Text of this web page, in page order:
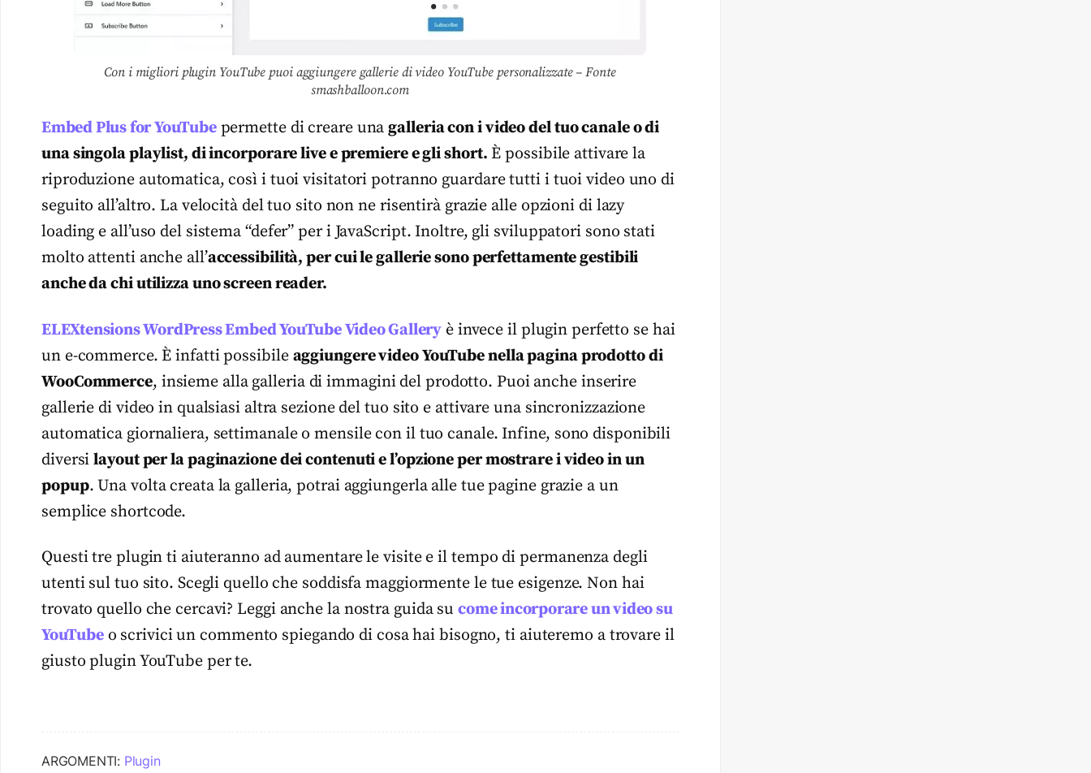
Con i migliori plugin YouTube puoi aggiungere gallerie di video YouTube personalizzate – Fonte
smashballoon.com
Embed Plus for YouTubepermette di creare unagalleria con i video del tuo canale o di
una singola playlist, di incorporare live e premiere e gli short. È possibile attivare la
riproduzione automatica, così i tuoi visitatori potranno guardare tutti i tuoi video uno di
seguito all’altro. La velocità del tuo sito non ne risentirà grazie alle opzioni di lazy
loading e all’uso del sistema “defer” per i JavaScript. Inoltre, gli sviluppatori sono stati
molto attenti anche all’accessibilità, per cui le gallerie sono perfettamente gestibili
anche da chi utilizza uno screen reader.
ELEXtensions WordPress Embed YouTube Video Gallery è invece il plugin perfetto se hai
un e-commerce. È infatti possibile aggiungere video YouTube nella pagina prodotto di
WooCommerce, insieme alla galleria di immagini del prodotto. Puoi anche inserire
gallerie di video in qualsiasi altra sezione del tuo sito e attivare una sincronizzazione
automatica giornaliera, settimanale o mensile con il tuo canale. Infine, sono disponibili
diversilayout per la paginazione dei contenuti e l’opzione per mostrare i video in un
popup. Una volta creata la galleria, potrai aggiungerla alle tue pagine grazie a un
semplice shortcode.
Questi tre plugin ti aiuteranno ad aumentare le visite e il tempo di permanenza degli
utenti sul tuo sito. Scegli quello che soddisfa maggiormente le tue esigenze. Non hai
trovato quello che cercavi? Leggi anche la nostra guida sucome incorporare un video su
YouTubeo scrivici un commento spiegando di cosa hai bisogno, ti aiuteremo a trovare il
giusto plugin YouTube per te.
ARGOMENTI: Plugin